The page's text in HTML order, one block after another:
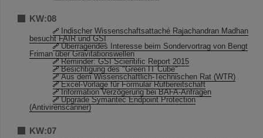
KW:08
Indischer Wissenschaftsattaché Rajachandran Madhan
besucht FAIR und GSI
Überragendes Interesse beim Sondervortrag von Bengt
Friman über Gravitationswellen
Reminder: GSI Scientific Report 2015
Besichtigung des "Green IT Cube"
Aus dem Wissenschaftlich-Technischen Rat (WTR)
Excel-Vorlage für Formular Rufbereitschaft
Information Verzögerung bei BAFA-Anfragen
Upgrade Symantec Endpoint Protection
(Antivirenscanner)
KW:07